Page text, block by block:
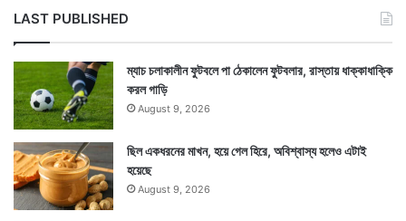
LAST PUBLISHED
ম্যাচ চলাকালীন ফুটবলে পা ঠেকালেন ফুটবলার, রাস্তায় ধাক্কাধাক্কি
করল গাড়ি
August 9, 2026
ছিল একধরনের মাখন, হয়ে গেল হিরে, অবিশ্বাস্য হলেও এটাই
হয়েছে
August 9, 2026